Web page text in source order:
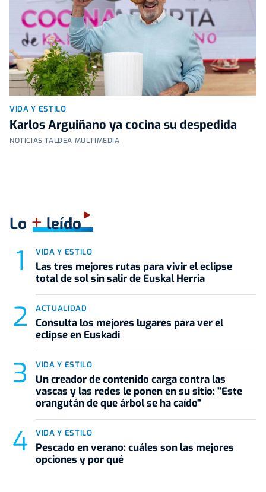
VIDA Y ESTILO
Karlos Arguiñano ya cocina su despedida
NOTICIAS TALDEA MULTIMEDIA
Lo +leído
VIDA Y ESTILO
Las tres mejores rutas para vivir el eclipse
total de sol sin salir de Euskal Herria
ACTUALIDAD
Consulta los mejores lugares para ver el
eclipse en Euskadi
VIDA Y ESTILO
Un creador de contenido carga contra las
vascas y las redes le ponen en su sitio: "Este
orangután de que árbol se ha caído"
VIDA Y ESTILO
Pescado en verano: cuáles son las mejores
opciones y por qué